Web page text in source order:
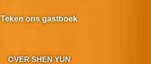
OVER SHEN YUN
Teken ons gastboek